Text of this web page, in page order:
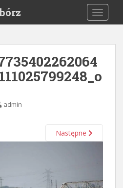
admin
Następne